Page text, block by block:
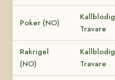
Poker (NO)
Kallblodig
Travare
Rakrigel
(NO)
Kallblodig
Travare